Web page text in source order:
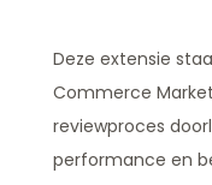
Deze extensie
Commerce
reviewproces
performance en